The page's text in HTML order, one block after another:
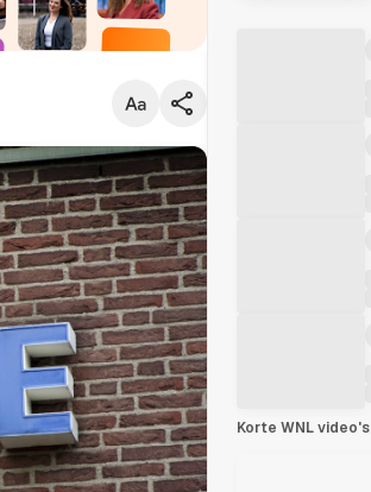
Klein
Standaard
Groot
Kopieer link
Korte WNL video's